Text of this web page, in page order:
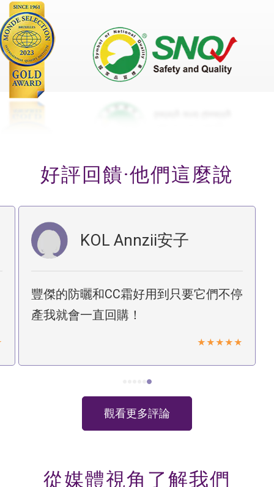
好評回饋·他們這麼說
Podcast 股癌
聰明投資健康。入場愈早收益愈高就選
FJ豐傑生醫712D益生菌！
觀看更多評論
從媒體視角 了解我們